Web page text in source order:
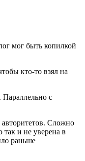
мог быть копилкой
кто-то взял на
Параллельно с
Сложно
и не уверена в
раньше